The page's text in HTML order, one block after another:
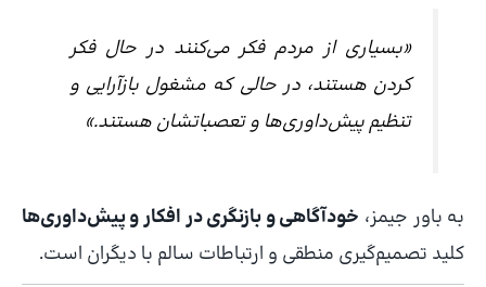
«بسیاری از مردم فکر می‌کنند در حال فکر
کردن هستند، در حالی که مشغول بازآرایی و
تنظیم پیش‌داوری‌ها و تعصباتشان هستند.»
به باور جیمز، خودآگاهی و بازنگری در افکار و پیش‌داوری‌ها
کلید تصمیم‌گیری منطقی و ارتباطات سالم با دیگران است.